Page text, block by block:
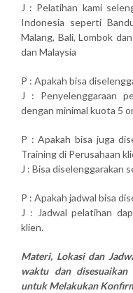
J : Pelatihan kami
Indonesia seperti
Malang, Bali, Lombok
dan Malaysia
P : Apakah bisa
J : Penyelenggaraan
dengan minimal kuota 5
P : Apakah bisa juga
Training di Perusahaan
J : Bisa diselenggarakan
P : Apakah jadwal bisa
J : Jadwal pelatihan
klien.
Materi, Lokasi dan
waktu dan
untuk Melakukan